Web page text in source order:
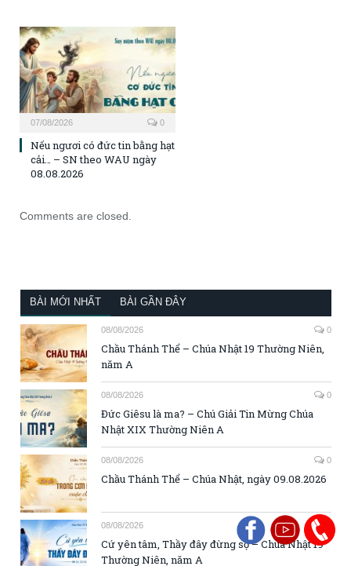
07/08/2026 0
Nếu ngươi có đức tin bằng hạt
cải… – SN theo WAU ngày
08.08.2026
Comments are closed.
BÀI MỚI NHẤT BÀI GẦN ĐÂY
08/08/2026 0
Chầu Thánh Thể – Chúa Nhật 19 Thường Niên,
năm A
08/08/2026 0
Đức Giêsu là ma? – Chú Giải Tin Mừng Chúa
Nhật XIX Thường Niên A
08/08/2026 0
Chầu Thánh Thể – Chúa Nhật, ngày 09.08.2026
08/08/2026
Cứ yên tâm, Thầy đây đừng sợ – Chúa Nhật 19
Thường Niên, năm A